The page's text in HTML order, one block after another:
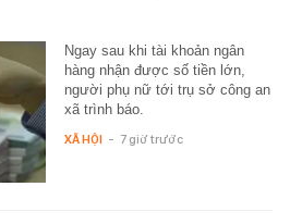
Ngay sau khi tài khoản ngân
hàng nhận được số tiền lớn,
người phụ nữ tới trụ sở công an
xã trình báo.
XÃ HỘI - 7 giờ trước